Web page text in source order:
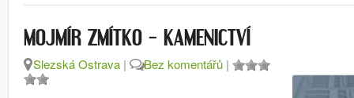
MOJMÍR ZMÍTKO – KAMENICTVÍ
Slezská Ostrava | Bez komentářů |